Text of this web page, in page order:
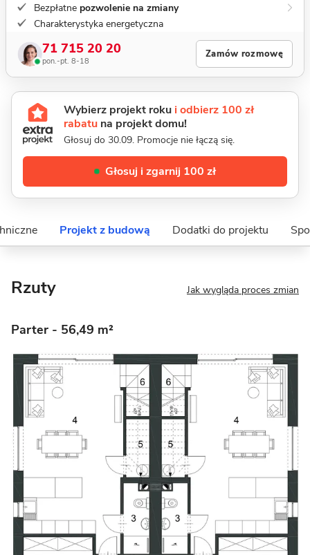
Bezpłatne pozwolenie na zmiany
Charakterystyka energetyczna
71 715 20 20
pon.-pt. 8-18
Zamów rozmowę
Wybierz projekt roku i odbierz 100 zł
rabatu na projekt domu!
Głosuj do 30.09. Promocje nie łączą się.
Głosuj i zgarnij 100 zł
Projekt z budową Dodatki do projektu
Rzuty Jak wygląda proces zmian
Parter - 56,49 m²